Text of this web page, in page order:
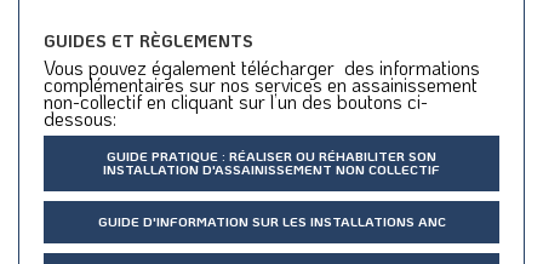
GUIDES ET RÈGLEMENTS
Vous pouvez également télécharger des informations
complémentaires sur nos services en assainissement
non-collectif en cliquant sur l’un des boutons ci-
dessous:
GUIDE PRATIQUE : RÉALISER OU RÉHABILITER SON
INSTALLATION D'ASSAINISSEMENT NON COLLECTIF
GUIDE D'INFORMATION SUR LES INSTALLATIONS ANC